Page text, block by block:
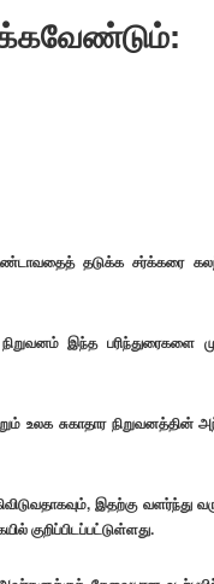
தடுக்க சர்க்கரை
இந்த பரிந்துரைகளை
உலக சுகாதார நிறுவனத்தின்
இதற்கு வளர்ந்து
குறிப்பிடப்பட்டுள்ளது.